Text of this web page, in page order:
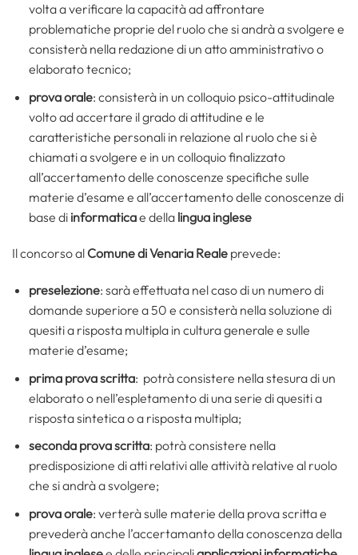
volta a verificare la capacità ad affrontare
problematiche proprie del ruolo che si andrà a svolgere e
consisterà nella redazione di un atto amministrativo o
elaborato tecnico;
prova orale: consisterà in un colloquio psico-attitudinale
volto ad accertare il grado di attitudine e le
caratteristiche personali in relazione al ruolo che si è
chiamati a svolgere e in un colloquio finalizzato
all’accertamento delle conoscenze specifiche sulle
materie d’esame e all’accertamento delle conoscenze di
base di informaticae della lingua inglese
Il concorso al Comune di Venaria Reale prevede:
preselezione: sarà effettuata nel caso di un numero di
domande superiore a 50 e consisterà nella soluzione di
quesiti a risposta multipla in cultura generale e sulle
materie d’esame;
prima prova scritta: potrà consistere nella stesura di un
elaborato o nell’espletamento di una serie di quesiti a
risposta sintetica o a risposta multipla;
seconda prova scritta: potrà consistere nella
predisposizione di atti relativi alle attività relative al ruolo
che si andrà a svolgere;
prova orale: verterà sulle materie della prova scritta e
prevederà anche l’accertamanto della conoscenza della